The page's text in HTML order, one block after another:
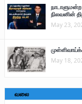
நிலவனின்
May 23,
May 18,
வலை